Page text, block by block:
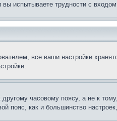
испытываете трудности с
все ваши настройки
часовому поясу, а не к
пояс, как и большинство